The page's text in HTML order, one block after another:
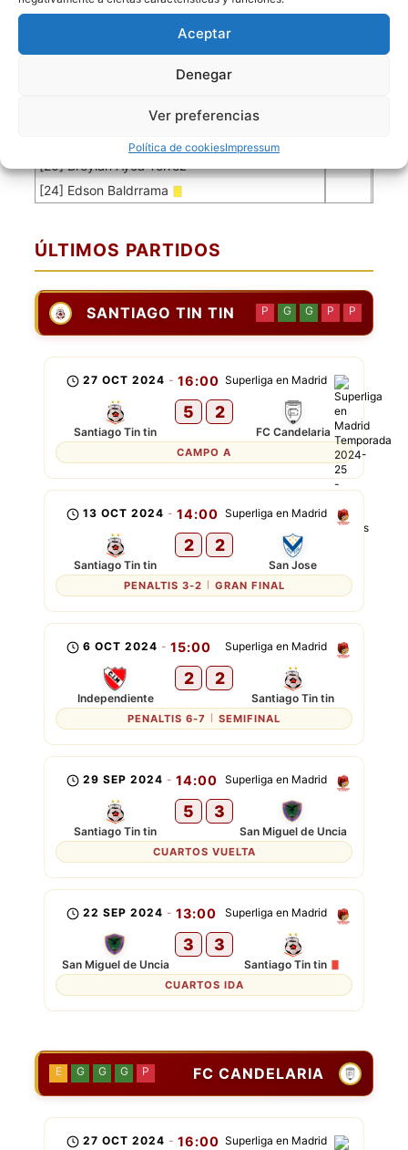
Aceptar
Denegar
Ver preferencias
Política de cookiesImpressum
[3] Juan Carlos R
[8] Marco Antonio Paita
[11] Alberto Noe Amaya
[19] Jose Antonio Choqueta
[20] Breylan Ayca Torrez
[24] Edson Baldrrama
ÚLTIMOS PARTIDOS
SANTIAGO TIN TIN P G G P P
Superliga en Madrid
27 OCT 2024 - 16:00
Santiago Tin tin
5 2
FC Candelaria
CAMPO A
Superliga en Madrid
13 OCT 2024 - 14:00
Santiago Tin tin
2 2
San Jose
PENALTIS 3-2 GRAN FINAL
Superliga en Madrid
6 OCT 2024 - 15:00
Independiente
2 2
Santiago Tin tin
PENALTIS 6-7 SEMIFINAL
Superliga en Madrid
29 SEP 2024 - 14:00
Santiago Tin tin
5 3
San Miguel de Uncia
CUARTOS VUELTA
Superliga en Madrid
22 SEP 2024 - 13:00
San Miguel de Uncia
3 3
Santiago Tin tin
CUARTOS IDA
FC CANDELARIA
E G G G P
Superliga en Madrid
27 OCT 2024 - 16:00